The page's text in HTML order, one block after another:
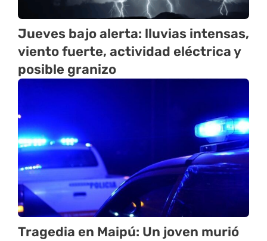
Jueves bajo alerta: lluvias intensas,
viento fuerte, actividad eléctrica y
posible granizo
Tragedia en Maipú: Un joven murió